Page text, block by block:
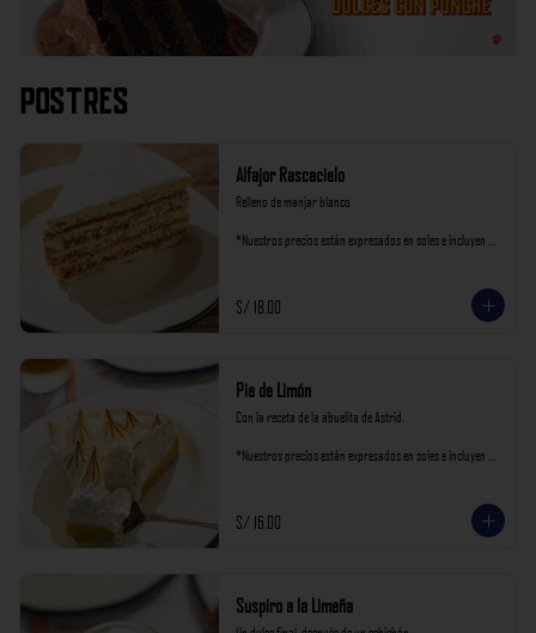
Postres
Alfajor Rascacielo
Relleno de manjar blanco
*Nuestros precios están expresados en soles e incluyen
S/ 18.00
Pie de Limón
Con la receta de la abuelita de Astrid.
*Nuestros precios están expresados en soles e incluyen
S/ 16.00
Suspiro a la Limeña